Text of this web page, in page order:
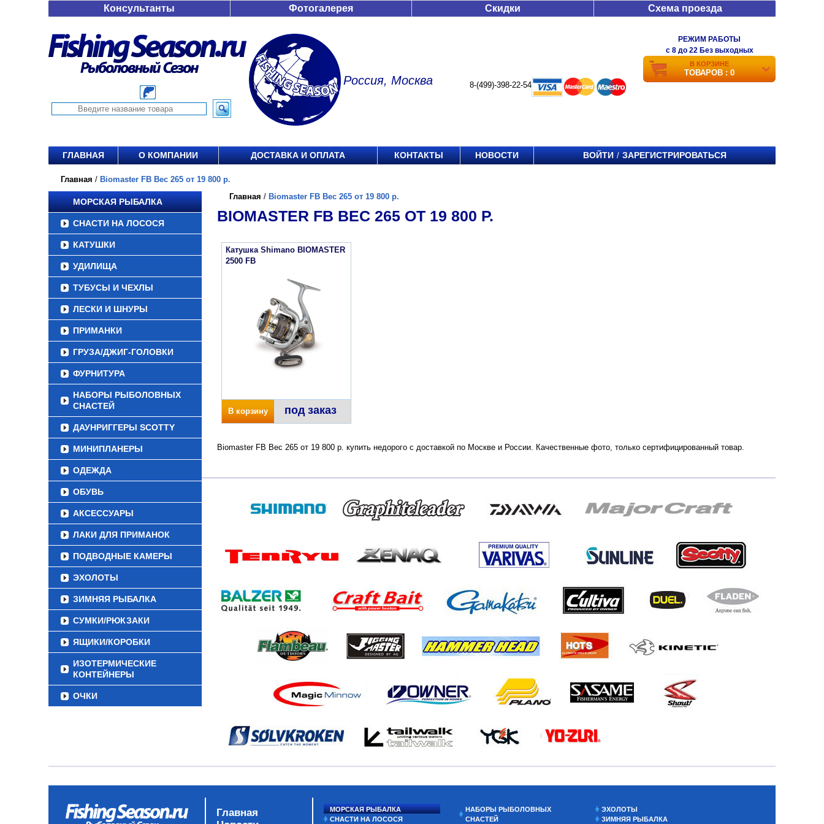
Консультанты Фотогалерея Скидки Схема проезда
Россия, Москва 8-(499)-398-22-54
РЕЖИМ РАБОТЫ
c 8 до 22 Без выходных
В КОРЗИНЕ
ТОВАРОВ : 0
ГЛАВНАЯ О КОМПАНИИ ДОСТАВКА И ОПЛАТА КОНТАКТЫ НОВОСТИ ВОЙТИ / ЗАРЕГИСТРИРОВАТЬСЯ
Главная / Biomaster FB Вес 265 от 19 800 р.
МОРСКАЯ РЫБАЛКА
СНАСТИ НА ЛОСОСЯ
КАТУШКИ
УДИЛИЩА
ТУБУСЫ И ЧЕХЛЫ
ЛЕСКИ И ШНУРЫ
ПРИМАНКИ
ГРУЗА/ДЖИГ-ГОЛОВКИ
ФУРНИТУРА
НАБОРЫ РЫБОЛОВНЫХ
СНАСТЕЙ
ДАУНРИГГЕРЫ SCOTTY
МИНИПЛАНЕРЫ
ОДЕЖДА
ОБУВЬ
АКСЕССУАРЫ
ЛАКИ ДЛЯ ПРИМАНОК
ПОДВОДНЫЕ КАМЕРЫ
ЭХОЛОТЫ
ЗИМНЯЯ РЫБАЛКА
СУМКИ/РЮКЗАКИ
ЯЩИКИ/КОРОБКИ
ИЗОТЕРМИЧЕСКИЕ
КОНТЕЙНЕРЫ
ОЧКИ
Главная / Biomaster FB Вес 265 от 19 800 р.
BIOMASTER FB ВЕС 265 ОТ 19 800 Р.
Катушка Shimano BIOMASTER
2500 FB
В корзину под заказ
Biomaster FB Вес 265 от 19 800 р. купить недорого с доставкой по Москве и России. Качественные фото, только сертифицированный товар.
Главная
МОРСКАЯ РЫБАЛКА
СНАСТИ НА ЛОСОСЯ
НАБОРЫ РЫБОЛОВНЫХ
СНАСТЕЙ
ЭХОЛОТЫ
ЗИМНЯЯ РЫБАЛКА